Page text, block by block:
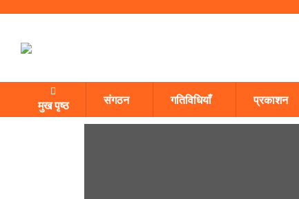
मुख पृष्ठ संगठन गतिविधियाँ प्रकाशन